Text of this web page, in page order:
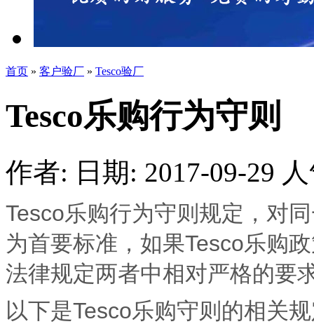
首页 » 客户验厂 » Tesco验厂
Tesco乐购行为守则
作者: 日期: 2017-09-29
Tesco乐购行为守则规定，对
为首要标准，如果Tesco乐购
法律规定两者中相对严格的要
以下是Tesco乐购守则的相关